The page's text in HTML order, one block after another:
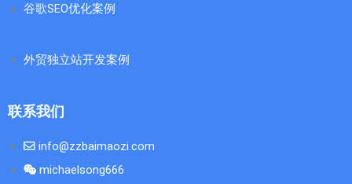
谷歌SEO优化案例
外贸独立站开发案例
联系我们
info@zzbaimaozi.com
michaelsong666